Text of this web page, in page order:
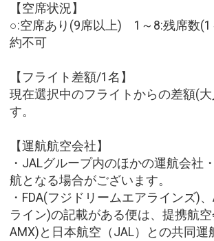
【空席状況】
○:空席あり(9席以上) 1～8:残席数
約不可
【フライト差額/1名】
現在選択中のフライトからの差額(
す。
【運航航空会社】
・JALグループ内のほかの運航会社
航となる場合がございます。
・FDA(フジドリームエアラインズ)
ライン)の記載がある便は、提携航空
AMX)と日本航空（JAL）との共同運